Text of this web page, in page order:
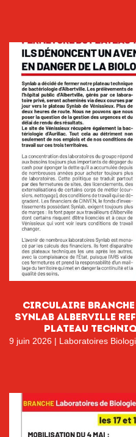
CIRCULAIRE
SYNLAB ALBERVILLE
PLATEAU
9 juin 2026 | Laboratoires